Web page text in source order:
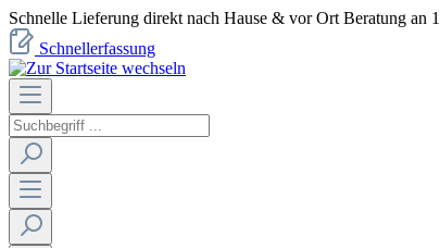
Schnelle Lieferung direkt nach Hause & vor Ort Beratung an
Schnellerfassung